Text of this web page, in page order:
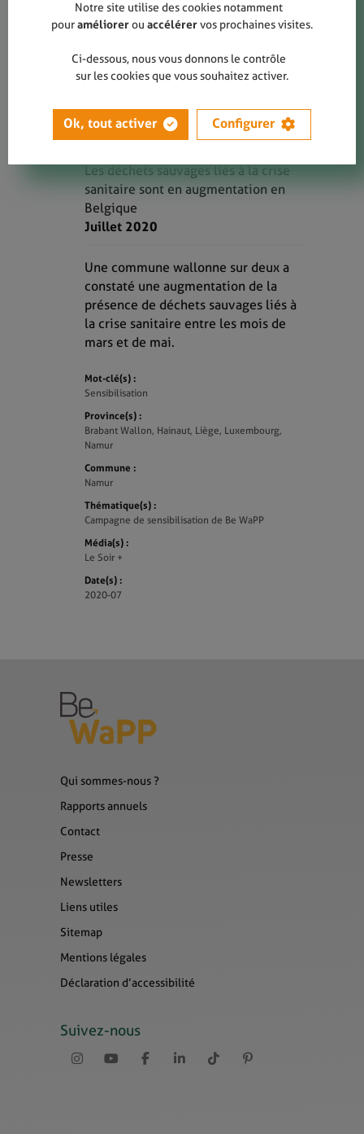
LIRE
Les déchets sauvages liés à la crise
sanitaire sont en augmentation en
Belgique
Juillet 2020
Une commune wallonne sur deux a
constaté une augmentation de la
présence de déchets sauvages liés à
la crise sanitaire entre les mois de
mars et de mai.
Mot-clé(s) :
Sensibilisation
Province(s) :
Brabant Wallon, Hainaut, Liège, Luxembourg,
Namur
Commune :
Namur
Thématique(s) :
Campagne de sensibilisation de Be WaPP
Média(s) :
Le Soir +
Date(s) :
2020-07
Qui sommes-nous ?
Rapports annuels
Contact
Presse
Newsletters
Liens utiles
Sitemap
Mentions légales
Déclaration d’accessibilité
Suivez-nous
Notre site utilise des cookies notamment
pouraméliorerou accélérervos prochaines visites.
Ci-dessous, nous vous donnons le contrôle
sur les cookies que vous souhaitez activer.
Ok, tout activer Configurer